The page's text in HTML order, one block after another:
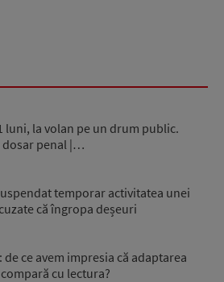
luni, la volan pe un drum public.
dosar penal |…
temporar activitatea unei
că îngropa deșeuri
de ce avem impresia că adaptarea
cu lectura?